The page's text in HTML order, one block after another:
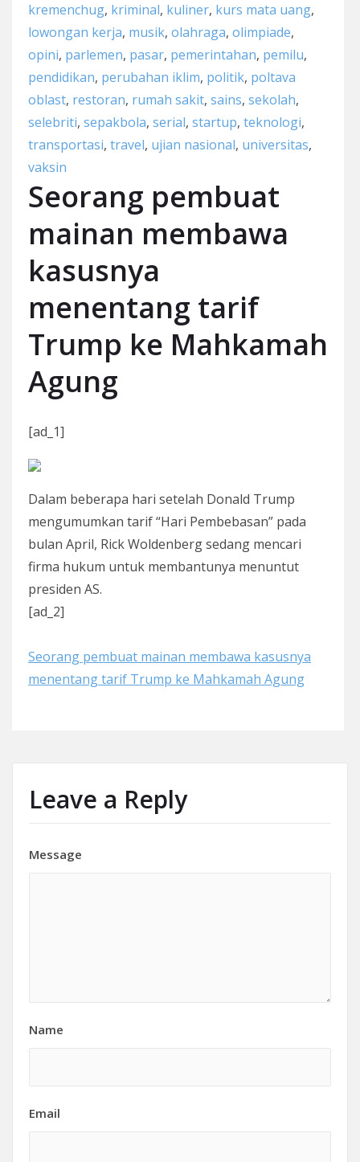
kremenchug, kriminal, kuliner, kurs mata uang,
lowongan kerja, musik, olahraga, olimpiade,
opini, parlemen, pasar, pemerintahan, pemilu,
pendidikan, perubahan iklim, politik, poltava
oblast, restoran, rumah sakit, sains, sekolah,
selebriti, sepakbola, serial, startup, teknologi,
transportasi, travel, ujian nasional, universitas,
vaksin
Seorang pembuat
mainan membawa
kasusnya
menentang tarif
Trump ke Mahkamah
Agung
[ad_1]
Dalam beberapa hari setelah Donald Trump
mengumumkan tarif “Hari Pembebasan” pada
bulan April, Rick Woldenberg sedang mencari
firma hukum untuk membantunya menuntut
presiden AS.
[ad_2]
Seorang pembuat mainan membawa kasusnya
menentang tarif Trump ke Mahkamah Agung
Leave a Reply
Message
Name
Email